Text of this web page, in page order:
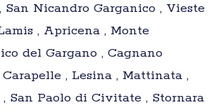
San Nicandro Garganico , Vieste
, Apricena , Monte
del Gargano , Cagnano
, Lesina , Mattinata ,
San Paolo di Civitate , Stornara